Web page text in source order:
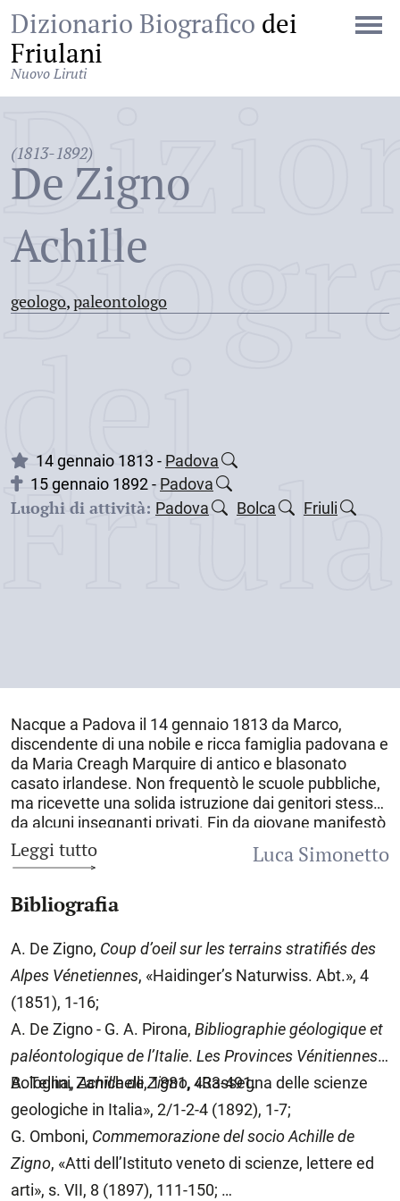
Dizionario Biografico dei
Friulani
Nuovo Liruti
(1813-1892)
De Zigno
Achille
geologo,paleontologo
dei
14 gennaio 1813 - Padova
15 gennaio 1892 - Padova
Luoghi di attività: Padova Bolca Friuli
Nacque a Padova il 14 gennaio 1813 da Marco,
discendente di una nobile e ricca famiglia padovana e
da Maria Creagh Marquire di antico e blasonato
casato irlandese. Non frequentò le scuole pubbliche,
ma ricevette una solida istruzione dai genitori stessi e
da alcuni insegnanti privati. Fin da giovane manifestò
grande interesse per le osservazioni naturalistiche,
aiutato e stimolato dalla madre, una donna molto
lunghi viaggi che fece con la famiglia in Svizzera e in
Italia, dove soggiornò per un periodo piuttosto
prolungato a Firenze, furono l’occasione per compiere
le prime osservazioni. A quel tempo iniziò, per diletto,
a scrivere memorie scientifiche in italiano, in francese
e in inglese; durante il viaggio in Italia costituì un ricco
erbario. Rientrato definitivamente a Padovanel 1833,
pubblicò le sue prime opere scientifiche di argomento
botanico e iniziò a frequentare l’Orto botanico
patavino per fare pratica sul riconoscimento delle
piante. Qui incontrò e strinse amicizia con due illustri
geologi veneti: Tommaso Antonio Catullo e Nicolò da
Rio e si appassionò agli studi geologici. Frequentò le
lezioni di Catullo all’Università di Padova e si procurò
alcuni testi fondamentali sull’argomento. Da allora,
durante le sue escursioni botaniche, iniziò a
Leggi tutto
Luca Simonetto
Bibliografia
A. De Zigno, Coup d’oeil sur les terrains stratifiés des
Alpes Vénetiennes, «Haidinger’s Naturwiss. Abt.», 4
(1851), 1-16;
A. De Zigno - G. A. Pirona, Bibliographie géologique et
paléontologique de l’Italie. Les Provinces Vénitiennes,
Bologna, Zanichelli, 1881, 433-491.
A. Tellini,Achille de Zigno, «Rassegna delle scienze
geologiche in Italia», 2/1-2-4 (1892), 1-7;
G. Omboni, Commemorazione del socio Achille de
Zigno, «Atti dell’Istituto veneto di scienze, lettere ed
arti», s. VII, 8 (1897), 111-150;